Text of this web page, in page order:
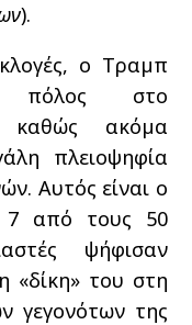
).
ο Τραμπ
πόλος στο
καθώς ακόμα
πλειοψηφία
Αυτός είναι ο
7 από τους 50
ψήφισαν
«δίκη» του στη
γεγονότων της